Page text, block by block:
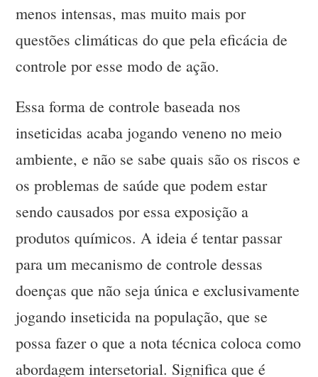
menos intensas, mas muito mais por
questões climáticas do que pela eficácia de
controle por esse modo de ação.
Essa forma de controle baseada nos
inseticidas acaba jogando veneno no meio
ambiente, e não se sabe quais são os riscos e
os problemas de saúde que podem estar
sendo causados por essa exposição a
produtos químicos. A ideia é tentar passar
para um mecanismo de controle dessas
doenças que não seja única e exclusivamente
jogando inseticida na população, que se
possa fazer o que a nota técnica coloca como
abordagem intersetorial. Significa que é